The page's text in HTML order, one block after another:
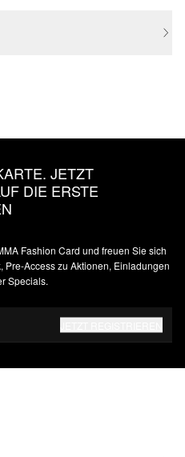
JETZT
DIE ERSTE
Fashion Card und freuen Sie sich
Access zu Aktionen, Einladungen
Specials.